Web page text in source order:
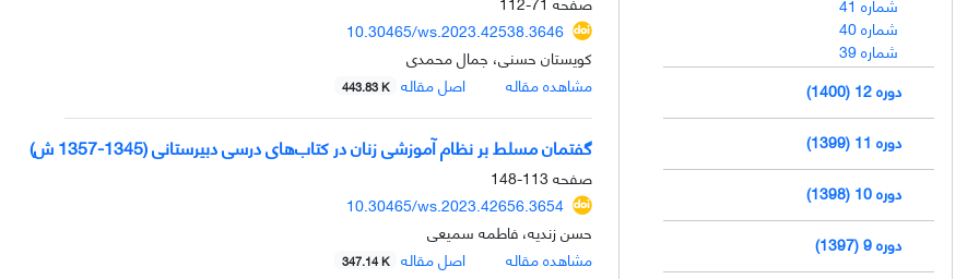
10.30465/ws.2023.42538.3646
کویستان حسنی، جمال محمدی
مشاهده مقاله
اصل مقاله 443.83 K
گفتمان‌ مسلط بر نظام آموزشی زنان در کتاب‌های درسی دبیرستانی (1345-1357 ش)
صفحه 113-148
10.30465/ws.2023.42656.3654
حسن زندیه، فاطمه سمیعی
مشاهده مقاله
اصل مقاله 347.14 K
شماره 40
شماره 39
دوره 12 (1400)
دوره 11 (1399)
دوره 10 (1398)
دوره 9 (1397)